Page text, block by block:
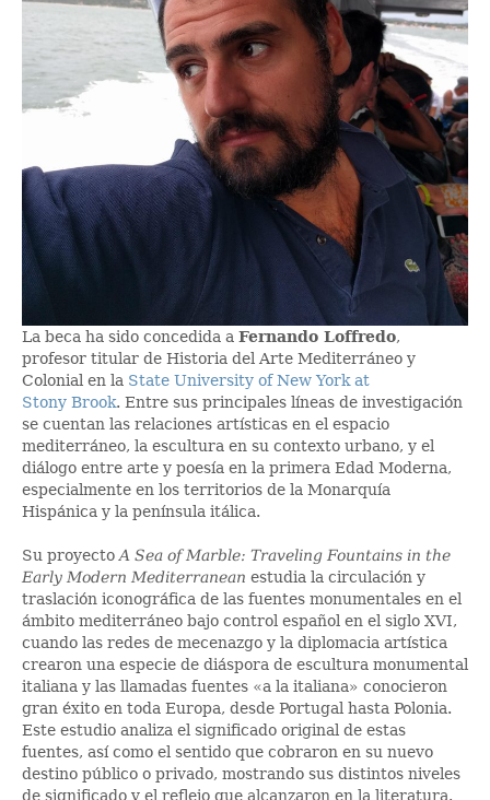
La beca ha sido concedida a Fernando Loffredo,
profesor titular de Historia del Arte Mediterráneo y
Colonial en la State University of New York at
Stony Brook. Entre sus principales líneas de investigación
se cuentan las relaciones artísticas en el espacio
mediterráneo, la escultura en su contexto urbano, y el
diálogo entre arte y poesía en la primera Edad Moderna,
especialmente en los territorios de la Monarquía
Hispánica y la península itálica.
Su proyecto A Sea of Marble: Traveling Fountains in the
Early Modern Mediterranean estudia la circulación y
traslación iconográfica de las fuentes monumentales en el
ámbito mediterráneo bajo control español en el siglo XVI,
cuando las redes de mecenazgo y la diplomacia artística
crearon una especie de diáspora de escultura monumental
italiana y las llamadas fuentes «a la italiana» conocieron
gran éxito en toda Europa, desde Portugal hasta Polonia.
Este estudio analiza el significado original de estas
fuentes, así como el sentido que cobraron en su nuevo
destino público o privado, mostrando sus distintos niveles
de significado y el reflejo que alcanzaron en la literatura.